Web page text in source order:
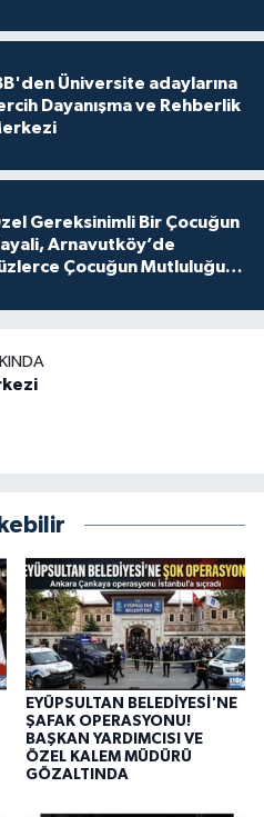
Üniversite adaylarına
Dayanışma ve Rehberlik
Gereksinimli Bir Çocuğun
Arnavutköy’de
Çocuğun Mutluluğu
EYÜPSULTAN BELEDİYESİ'NE
ŞAFAK OPERASYONU!
BAŞKAN YARDIMCISI VE
ÖZEL KALEM MÜDÜRÜ
GÖZALTINDA